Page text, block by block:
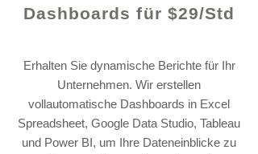
Dashboards für $29/Std
Erhalten Sie dynamische Berichte für Ihr
Unternehmen. Wir erstellen
vollautomatische Dashboards in Excel
Spreadsheet, Google Data Studio, Tableau
und Power BI, um Ihre Dateneinblicke zu